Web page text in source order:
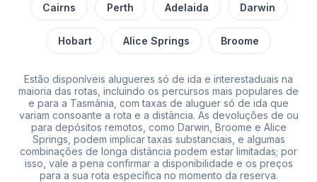
Cairns Perth Adelaida Darwin
Hobart Alice Springs Broome
Estão disponíveis alugueres só de ida e interestaduais na
maioria das rotas, incluindo os percursos mais populares de
e para a Tasmânia, com taxas de aluguer só de ida que
variam consoante a rota e a distância. As devoluções de ou
para depósitos remotos, como Darwin, Broome e Alice
Springs, podem implicar taxas substanciais, e algumas
combinações de longa distância podem estar limitadas; por
isso, vale a pena confirmar a disponibilidade e os preços
para a sua rota específica no momento da reserva.